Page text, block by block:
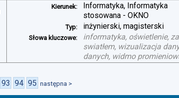
Kierunek:
Informatyka, Informatyka
stosowana - OKNO
Typ: inżynierski, magisterski
Słowa kluczowe:
informatyka, oświetlenie,
swiatłem, wizualizacja
danych, widmo
93 94 95 następna >